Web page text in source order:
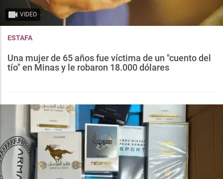
VIDEO
ESTAFA
Una mujer de 65 años fue víctima de un "cuento del
tío" en Minas y le robaron 18.000 dólares